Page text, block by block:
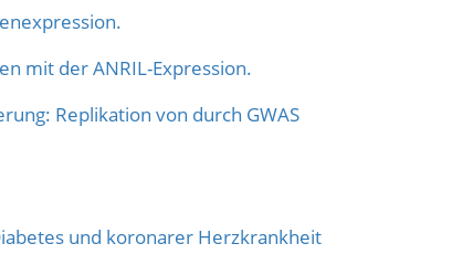
mit der ANRIL-Expression.
Replikation von durch GWAS
und koronarer Herzkrankheit